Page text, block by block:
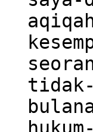
tidak-